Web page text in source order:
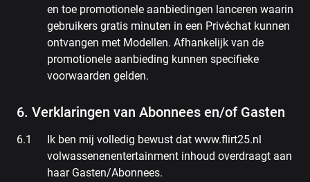
en toe promotionele aanbiedingen lanceren waarin
gebruikers gratis minuten in een Privéchat kunnen
ontvangen met Modellen. Afhankelijk van de
promotionele aanbieding kunnen specifieke
voorwaarden gelden.
6. Verklaringen van Abonnees en/of Gasten
Ik ben mij volledig bewust dat www.flirt25.nl
volwassenenentertainment inhoud overdraagt aan
haar Gasten/Abonnees.